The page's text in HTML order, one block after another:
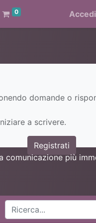
0 Accedi
domande o
a scrivere.
Registrati
comunicazione più